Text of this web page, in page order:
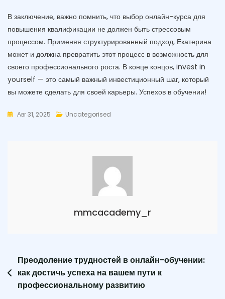
В заключение, важно помнить, что выбор онлайн-курса для
повышения квалификации не должен быть стрессовым
процессом. Применяя структурированный подход, Екатерина
может и должна превратить этот процесс в возможность для
своего профессионального роста. В конце концов, invest in
yourself — это самый важный инвестиционный шаг, который
вы можете сделать для своей карьеры. Успехов в обучении!
Авг 31, 2025 Uncategorised
mmcacademy_r
Навигация
по
записям
Преодоление трудностей в онлайн-обучении:
как достичь успеха на вашем пути к
профессиональному развитию